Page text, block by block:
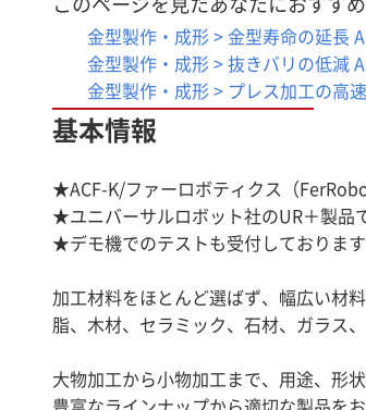
金型製作・成形 > 金型寿命の延長
金型製作・成形 > 抜きバリの低減
金型製作・成形 > プレス加工の高
基本情報
★ACF-K/ファーロボティクス（
★ユニバーサルロボット社のUR＋製品
★デモ機でのテストも受付しておりま
加工材料をほとんど選ばず、幅広い材
脂、木材、セラミック、石材、ガラス
大物加工から小物加工まで、用途、形状